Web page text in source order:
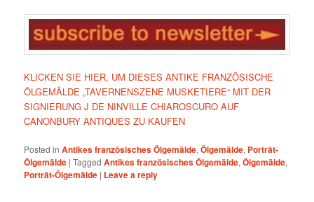
KLICKEN SIE HIER, UM DIESES ANTIKE FRANZÖSISCHE
ÖLGEMÄLDE „TAVERNENSZENE MUSKETIERE“ MIT DER
SIGNIERUNG J DE NINVILLE CHIAROSCURO AUF
CANONBURY ANTIQUES ZU KAUFEN
Posted in Antikes französisches Ölgemälde,Ölgemälde, Porträt-
Ölgemälde |Tagged Antikes französisches Ölgemälde,Ölgemälde,
Porträt-Ölgemälde | Leave a reply